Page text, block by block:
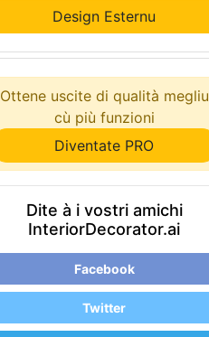
Design Esternu
Ottene uscite di qualità megliu
cù più funzioni
Diventate PRO
Dite à i vostri amichi
InteriorDecorator.ai
Facebook
Twitter